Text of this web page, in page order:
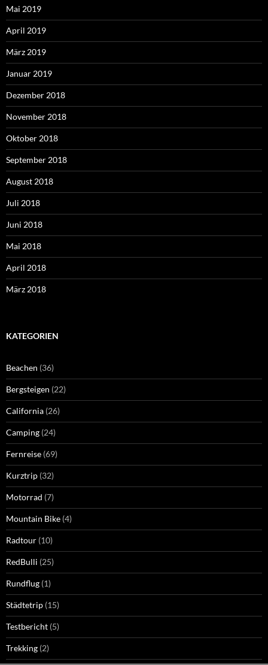
Mai 2019
April 2019
März 2019
Januar 2019
Dezember 2018
November 2018
Oktober 2018
September 2018
August 2018
Juli 2018
Juni 2018
Mai 2018
April 2018
März 2018
KATEGORIEN
Beachen (36)
Bergsteigen (22)
California (26)
Camping (24)
Fernreise (69)
Kurztrip (32)
Motorrad (7)
Mountain Bike (4)
Radtour (10)
RedBulli (25)
Rundflug (1)
Städtetrip (15)
Testbericht (5)
Trekking (2)